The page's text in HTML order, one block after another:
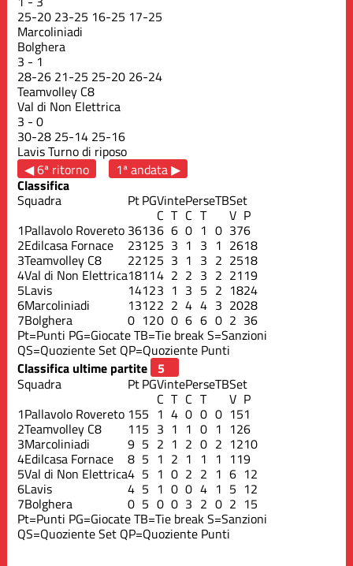
25-20 23-25 16-25 17-25
Marcoliniadi
Bolghera
3 - 1
28-26 21-25 25-20 26-24
Teamvolley C8
Val di Non Elettrica
3 -0
30-28 25-14 25-16
LavisTurno di riposo
◀ 6ª ritorno
1ª andata ▶
Classifica
Squadra PtPGVintePerseTBSet
C T C T V P
1Pallavolo Rovereto 36136 6 0 1 0 376
2Edilcasa Fornace 23125 3 1 3 1 2618
3Teamvolley C8 22125 3 1 3 2 2518
4Val di Non Elettrica18114 2 2 3 2 2119
5Lavis 14123 1 3 5 2 1824
6Marcoliniadi 13122 2 4 4 3 2028
7Bolghera 0 120 0 6 6 0 2 36
Pt=Punti PG=GiocateTB=Tie breakS=Sanzioni
QS=Quoziente Set QP=Quoziente Punti
Classifica ultime partite
Squadra
PtPGVintePerseTBSet
C T C T V P
1Pallavolo Rovereto 155 1 4 0 0 0 151
2Teamvolley C8 115 3 1 1 0 1 126
3Marcoliniadi 9 5 2 1 2 0 2 1210
4Edilcasa Fornace 8 5 1 2 1 1 1 119
5Val di Non Elettrica4 5 1 0 2 2 1 6 12
6Lavis 4 5 1 0 0 4 1 5 12
7Bolghera 0 5 0 0 3 2 0 2 15
Pt=Punti PG=GiocateTB=Tie breakS=Sanzioni
QS=Quoziente Set QP=Quoziente Punti